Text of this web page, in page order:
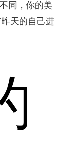
同，你的美
天的自己进